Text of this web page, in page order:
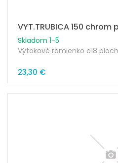
VYT.TRUBICA 150 chrom
Skladom 1-5
Výtokové ramienko o18
23,30 €